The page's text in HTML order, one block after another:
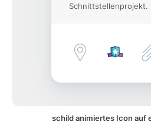
Schnittstellenprojekt.
schild animiertes Icon auf